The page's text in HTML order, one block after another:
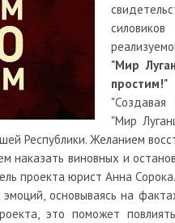
"Мир
простим!"
"Мир
Республики. Желанием
виновных и
проекта юрист Анна Сорока.
основываясь на
это поможет